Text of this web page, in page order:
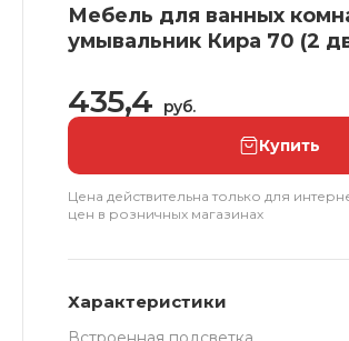
Мебель для ванных
умывальник Кира 70 (2
435,4 руб.
Купить
Цена действительна только для
цен в розничных магазинах
Характеристики